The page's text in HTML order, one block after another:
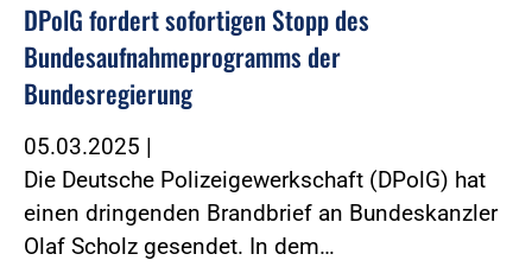
DPolG fordert sofortigen Stopp des
Bundesaufnahmeprogramms der
Bundesregierung
05.03.2025 |
Die Deutsche Polizeigewerkschaft (DPolG) hat
einen dringenden Brandbrief an Bundeskanzler
Olaf Scholz gesendet. In dem…